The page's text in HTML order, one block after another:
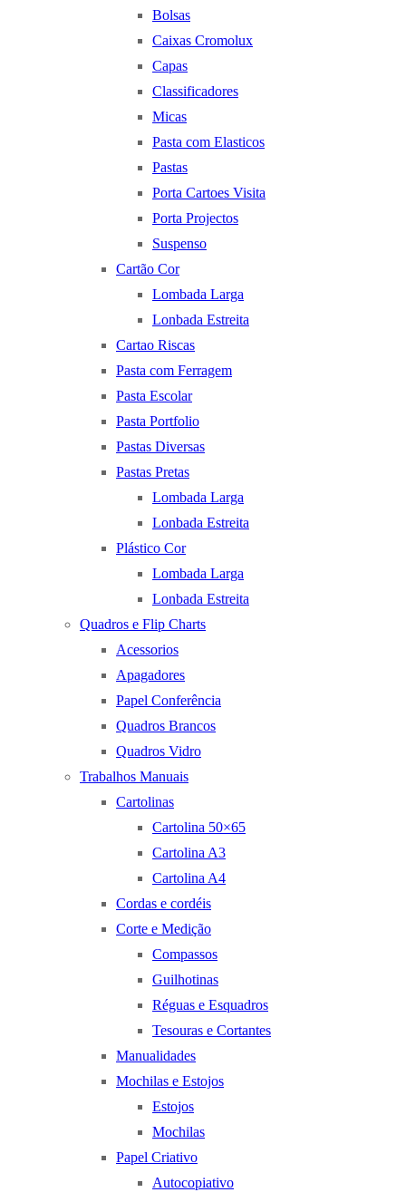
Bolsas
Caixas Cromolux
Capas
Classificadores
Micas
Pasta com Elasticos
Pastas
Porta Cartoes Visita
Porta Projectos
Suspenso
Cartão Cor
Lombada Larga
Lonbada Estreita
Cartao Riscas
Pasta com Ferragem
Pasta Escolar
Pasta Portfolio
Pastas Diversas
Pastas Pretas
Lombada Larga
Lonbada Estreita
Plástico Cor
Lombada Larga
Lonbada Estreita
Quadros e Flip Charts
Acessorios
Apagadores
Papel Conferência
Quadros Brancos
Quadros Vidro
Trabalhos Manuais
Cartolinas
Cartolina 50×65
Cartolina A3
Cartolina A4
Cordas e cordéis
Corte e Medição
Compassos
Guilhotinas
Réguas e Esquadros
Tesouras e Cortantes
Manualidades
Mochilas e Estojos
Estojos
Mochilas
Papel Criativo
Autocopiativo